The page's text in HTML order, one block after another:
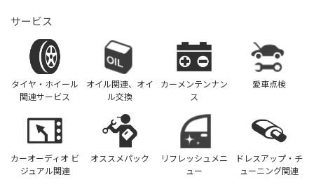
サービス
タイヤ・ホイール
関連サービス
オイル関連、オイ
ル交換
カーメンテンナン
ス
愛車点検
カーオーディオ ビ
ジュアル関連
オススメパック
リフレッシュメニ
ュー
ドレスアップ・チ
ューニング関連